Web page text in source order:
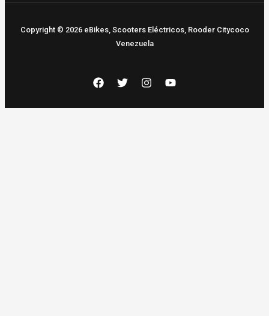
Copyright © 2026 eBikes, Scooters Eléctricos, Rooder Citycoco
Venezuela